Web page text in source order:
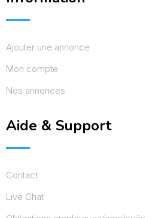
Ajouter une annonce
Mon compte
Nos annonces
Aide & Support
Contact
Live Chat